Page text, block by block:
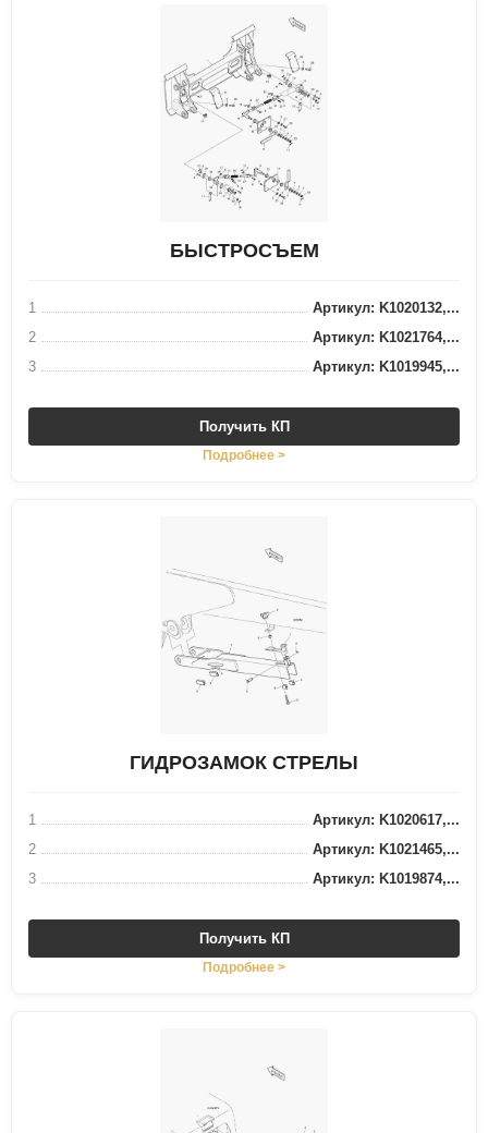
БЫСТРОСЪЕМ
1
Артикул: K1020132,...
2
Артикул: K1021764,...
3
Артикул: K1019945,...
Получить КП
Подробнее >
ГИДРОЗАМОК СТРЕЛЫ
1
Артикул: K1020617,...
2
Артикул: K1021465,...
3
Артикул: K1019874,...
Получить КП
Подробнее >